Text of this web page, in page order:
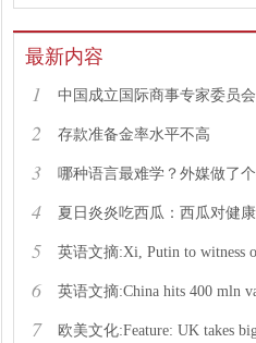
最新内容
1 中国成立国际商事专家委员会
2 存款准备金率水平不高
3
4
5
6
7